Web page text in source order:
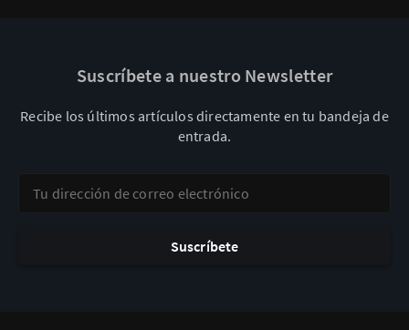
Suscríbete a nuestro Newsletter
Recibe los últimos artículos directamente en tu bandeja de
entrada.
Suscríbete